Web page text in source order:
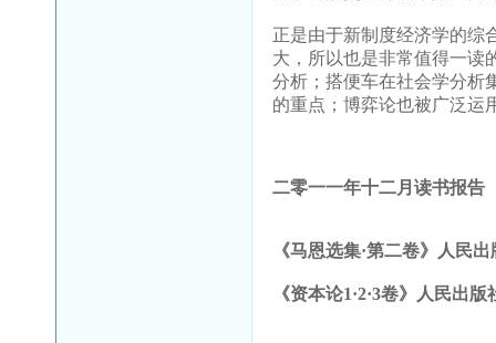
正是由于新制度经济学的综
大，所以也是非常值得一读
分析；搭便车在社会学分析
的重点；博弈论也被广泛运
二零一一年十二月读书报告
《马恩选集·第二卷》人民
《资本论1·2·3卷》人民出版